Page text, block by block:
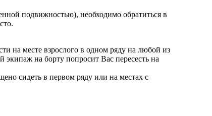
подвижностью), необходимо обратиться в
на месте взрослого в одном ряду на любой из
на борту попросит Вас пересесть на
сидеть в первом ряду или на местах с